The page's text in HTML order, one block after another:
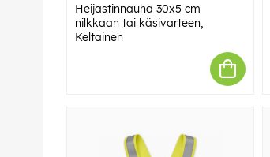
Heijastinnauha 30x5 cm
nilkkaan tai käsivarteen,
Keltainen